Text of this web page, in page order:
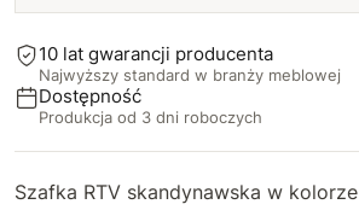
10 lat gwarancji producenta
Najwyższy standard w branży meblowej
Dostępność
Produkcja od 3 dni roboczych
Szafka RTV skandynawska w kolorze